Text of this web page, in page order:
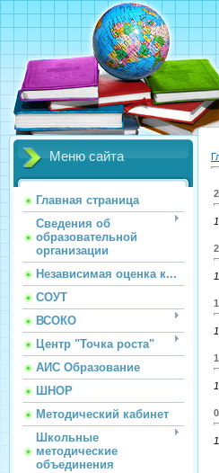
Меню сайта
Главная страница
Сведения об
образовательной
организации
Независимая оценка к...
СОУТ
ВСОКО
Центр "Точка роста"
АИС Образование
ШНОР
Методический кабинет
Школьные
методические
объединения